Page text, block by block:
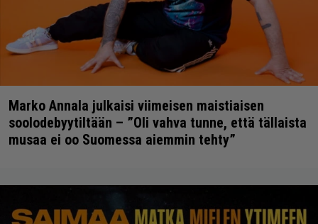
Marko Annala julkaisi viimeisen maistiaisen
soolodebyytiltään – ”Oli vahva tunne, että tällaista
musaa ei oo Suomessa aiemmin tehty”